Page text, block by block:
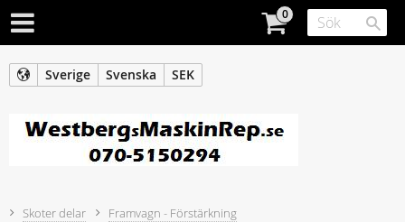
Sverige Svenska SEK
Skoter delar Framvagn - Förstärkning